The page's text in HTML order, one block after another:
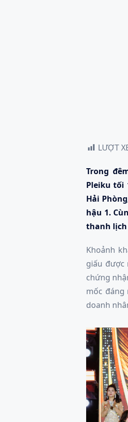
LƯỢT
Trong
Pleiku tối
Hải Phòng
hậu 1.
thanh
Khoảnh
giấu được
chứng
mốc
doanh